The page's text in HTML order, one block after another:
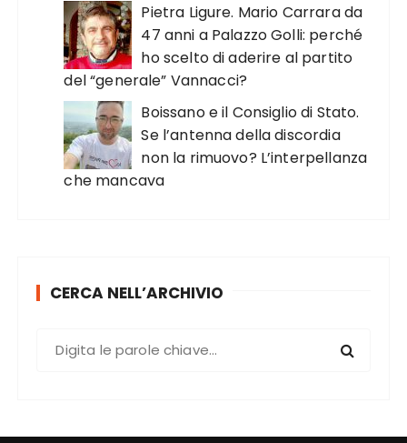
Pietra Ligure. Mario Carrara da
47 anni a Palazzo Golli: perché
ho scelto di aderire al partito
del “generale” Vannacci?
Boissano e il Consiglio di Stato.
Se l’antenna della discordia
non la rimuovo? L’interpellanza
che mancava
CERCA NELL’ARCHIVIO